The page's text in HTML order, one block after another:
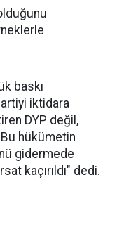
baskı
iktidara
DYP değil,
hükümetin
gidermede
kaçırıldı" dedi.